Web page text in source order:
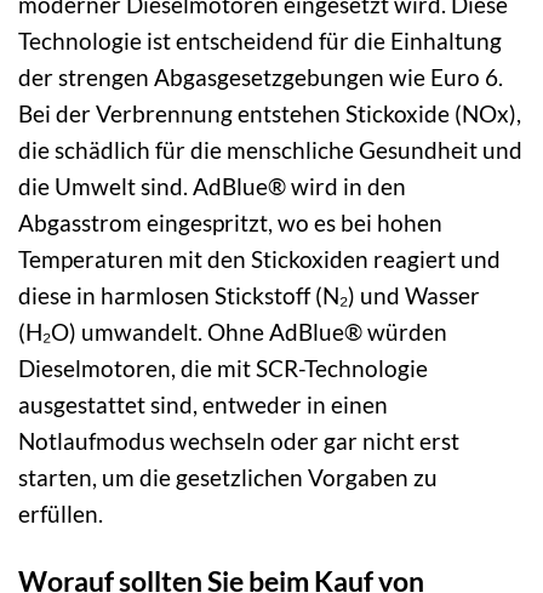
Technologie ist entscheidend für die Einhaltung
der strengen Abgasgesetzgebungen wie Euro 6.
Bei der Verbrennung entstehen Stickoxide (NOx),
die schädlich für die menschliche Gesundheit und
die Umwelt sind. AdBlue® wird in den
Abgasstrom eingespritzt, wo es bei hohen
Temperaturen mit den Stickoxiden reagiert und
diese in harmlosen Stickstoff (N₂) und Wasser
(H₂O) umwandelt. Ohne AdBlue® würden
Dieselmotoren, die mit SCR-Technologie
ausgestattet sind, entweder in einen
Notlaufmodus wechseln oder gar nicht erst
starten, um die gesetzlichen Vorgaben zu
erfüllen.
Worauf sollten Sie beim Kauf von